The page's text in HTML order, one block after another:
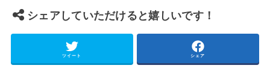
シェアしていただけると嬉しいです！
ツイート シェア